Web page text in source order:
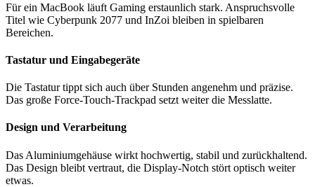
Für ein MacBook läuft Gaming erstaunlich stark. Anspruchsvolle
Titel wie Cyberpunk 2077 und InZoi bleiben in spielbaren
Bereichen.
Tastatur und Eingabegeräte
Die Tastatur tippt sich auch über Stunden angenehm und präzise.
Das große Force-Touch-Trackpad setzt weiter die Messlatte.
Design und Verarbeitung
Das Aluminiumgehäuse wirkt hochwertig, stabil und zurückhaltend.
Das Design bleibt vertraut, die Display-Notch stört optisch weiter
etwas.